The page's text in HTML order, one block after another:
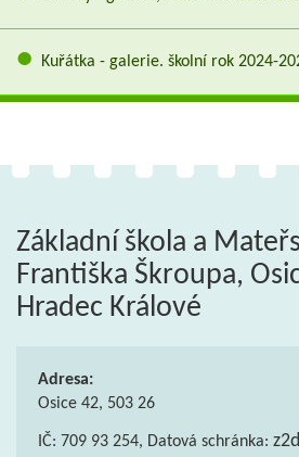
Kuřátka - galerie. školní rok 2024-
Základní škola a
Františka Škroupa,
Hradec Králové
Adresa:
Osice 42, 503 26
IČ: 709 93 254, Datová schránka: